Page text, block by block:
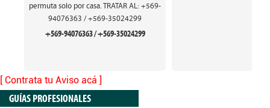
permuta solo por casa. TRATAR AL: +569-
94076363 / +569-35024299
+569-94076363 / +569-35024299
[ Contrata tu Aviso acá ]
GUÍAS PROFESIONALES